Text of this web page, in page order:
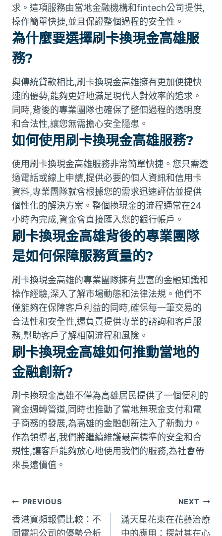
求。這項服務由當地金融機構和fintech公司提供,
操作簡單快捷,並且保證整個過程的安全性。
為什麼要選擇刷卡換現金高雄服
務?
與傳統貸款相比,刷卡換現金高雄擁有更加便捷快
速的優勢,能夠更好地滿足現代人對效率的追求。
同時,背後的專業團隊也確保了整個過程的透明度
和合法性,讓您無需擔心安全隱患。
如何使用刷卡換現金高雄服務?
使用刷卡換現金高雄服務非常簡單快捷。您只需透
過電話或線上申請,提供必要的個人資訊和信用卡
資料,專業團隊就會根據您的需求迅速評估並提供
個性化的解決方案。整個換現金的流程通常在24
小時內完成,資金會直接匯入您的銀行帳戶。
刷卡換現金高雄背後的專業團隊
是如何保障服務質量的?
刷卡換現金高雄的專業團隊擁有豐富的金融知識和
操作經驗,深入了解市場動態和法律法規。他們不
僅能夠在保障客戶利益的同時,確保每一筆交易的
合法性和安全性,還負責提供專業的諮詢和客戶服
務,幫助客戶了解相關流程和風險。
刷卡換現金高雄如何推動當地的
金融創新?
刷卡換現金高雄不僅為高雄居民提供了一個便利的
資金週轉管道,同時也推動了當地無現金支付和電
子商務的發展,為高雄的金融創新注入了新動力。
作為領導者,我們將繼續維護最高標準的安全和合
規性,讓客戶能夠放心地使用我們的服務,為社會帶
來長遠價值。
文
章
PREVIOUS
香港寬頻報價比較：不
同電訊公司的優勢分析
NEXT
滿天星花束在花藝治療
中的應用：探討其在心